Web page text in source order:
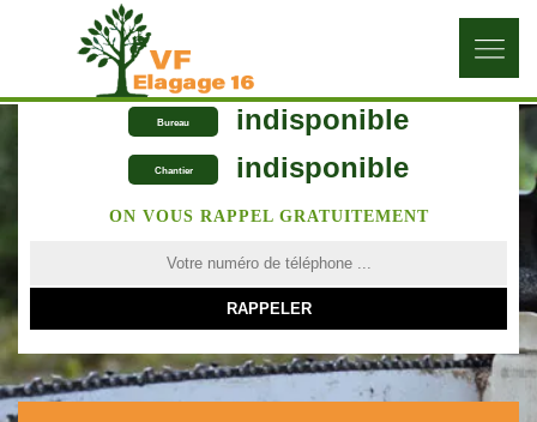
Bureau indisponible
Chantier indisponible
ON VOUS RAPPEL GRATUITEMENT